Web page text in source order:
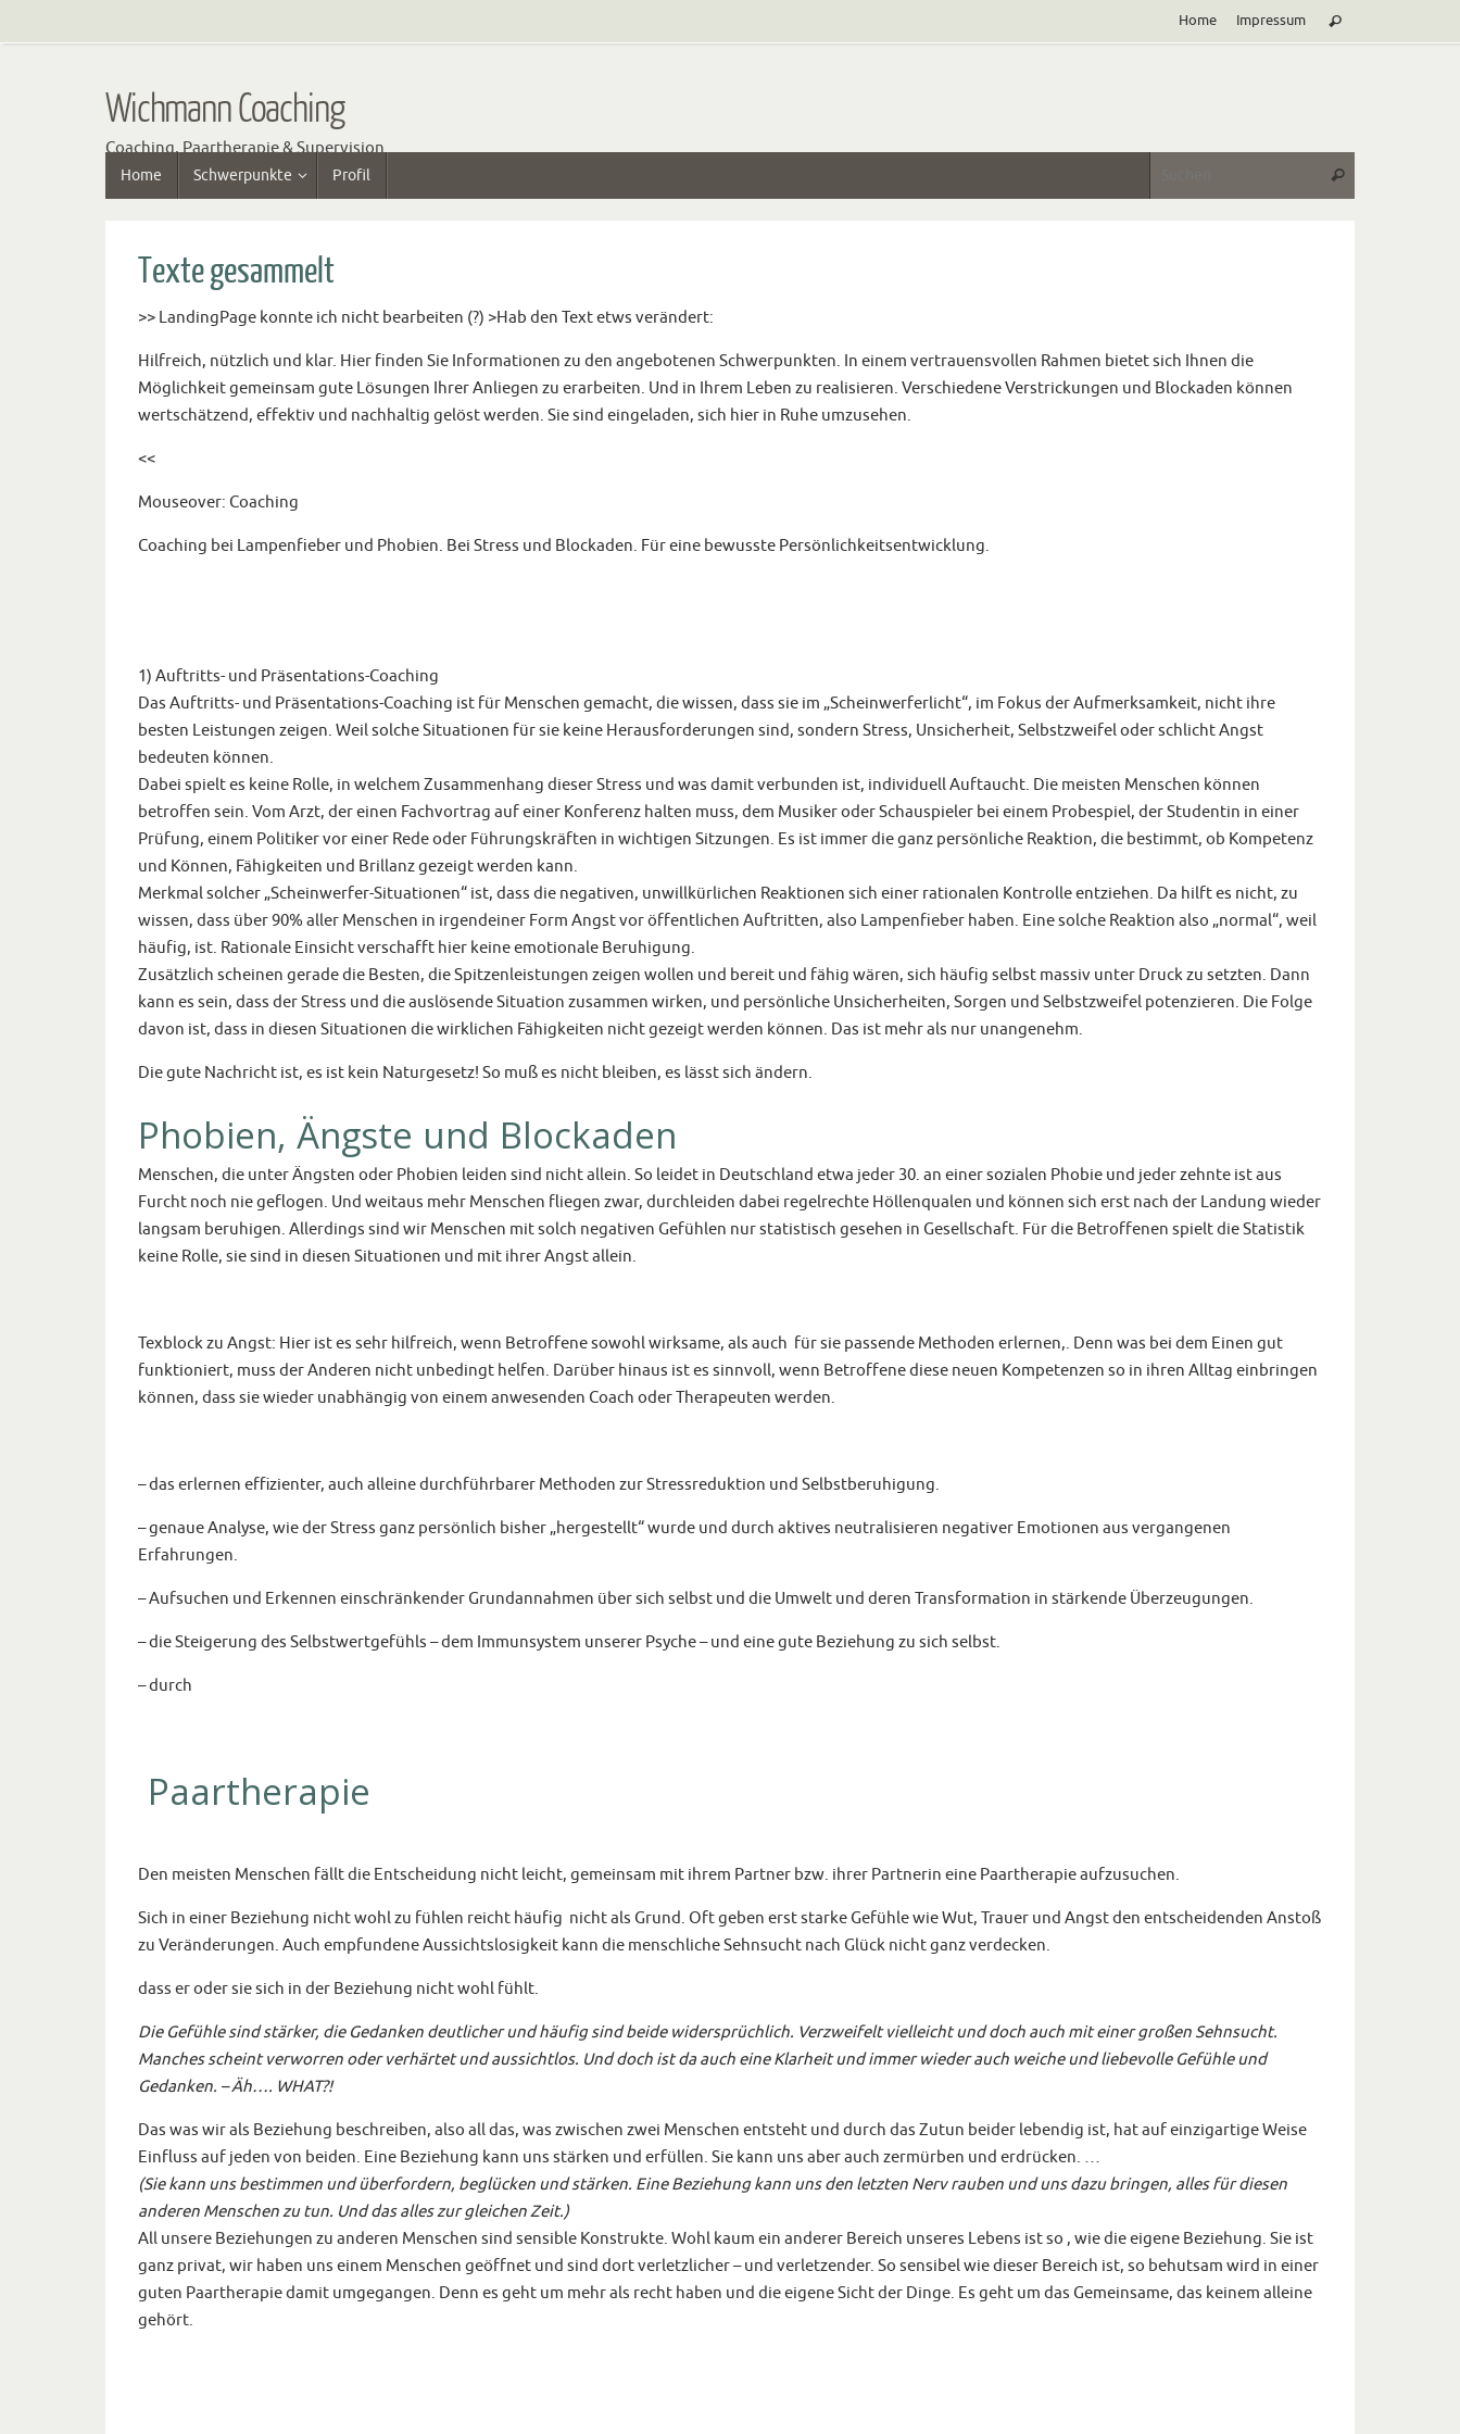
Inhalt
Home Impressum
nach:
Suchen
Wichmann Coaching
Coaching, Paartherapie & Supervision
Inhalt
Home Schwerpunkte Profil Suchen
Texte gesammelt
>> LandingPage konnte ich nicht bearbeiten (?) >Hab den Text etws verändert:
Hilfreich, nützlich und klar. Hier finden Sie Informationen zu den angebotenen Schwerpunkten. In einem vertrauensvollen Rahmen bietet sich Ihnen die
Möglichkeit gemeinsam gute Lösungen Ihrer Anliegen zu erarbeiten. Und in Ihrem Leben zu realisieren. Verschiedene Verstrickungen und Blockaden können
wertschätzend, effektiv und nachhaltig gelöst werden. Sie sind eingeladen, sich hier in Ruhe umzusehen.
<<
Mouseover: Coaching
Coaching bei Lampenfieber und Phobien. Bei Stress und Blockaden. Für eine bewusste Persönlichkeitsentwicklung.
1) Auftritts- und Präsentations-Coaching
Das Auftritts- und Präsentations-Coaching ist für Menschen gemacht, die wissen, dass sie im „Scheinwerferlicht“, im Fokus der Aufmerksamkeit, nicht ihre
besten Leistungen zeigen. Weil solche Situationen für sie keine Herausforderungen sind, sondern Stress, Unsicherheit, Selbstzweifel oder schlicht Angst
bedeuten können.
Dabei spielt es keine Rolle, in welchem Zusammenhang dieser Stress und was damit verbunden ist, individuell Auftaucht. Die meisten Menschen können
betroffen sein. Vom Arzt, der einen Fachvortrag auf einer Konferenz halten muss, dem Musiker oder Schauspieler bei einem Probespiel, der Studentin in einer
Prüfung, einem Politiker vor einer Rede oder Führungskräften in wichtigen Sitzungen. Es ist immer die ganz persönliche Reaktion, die bestimmt, ob Kompetenz
und Können, Fähigkeiten und Brillanz gezeigt werden kann.
Merkmal solcher „Scheinwerfer-Situationen“ ist, dass die negativen, unwillkürlichen Reaktionen sich einer rationalen Kontrolle entziehen. Da hilft es nicht, zu
wissen, dass über 90% aller Menschen in irgendeiner Form Angst vor öffentlichen Auftritten, also Lampenfieber haben. Eine solche Reaktion also „normal“, weil
häufig, ist. Rationale Einsicht verschafft hier keine emotionale Beruhigung.
Zusätzlich scheinen gerade die Besten, die Spitzenleistungen zeigen wollen und bereit und fähig wären, sich häufig selbst massiv unter Druck zu setzten. Dann
kann es sein, dass der Stress und die auslösende Situation zusammen wirken, und persönliche Unsicherheiten, Sorgen und Selbstzweifel potenzieren. Die Folge
davon ist, dass in diesen Situationen die wirklichen Fähigkeiten nicht gezeigt werden können. Das ist mehr als nur unangenehm.
Die gute Nachricht ist, es ist kein Naturgesetz! So muß es nicht bleiben, es lässt sich ändern.
Phobien, Ängste und Blockaden
Menschen, die unter Ängsten oder Phobien leiden sind nicht allein. So leidet in Deutschland etwa jeder 30. an einer sozialen Phobie und jeder zehnte ist aus
Furcht noch nie geflogen. Und weitaus mehr Menschen fliegen zwar, durchleiden dabei regelrechte Höllenqualen und können sich erst nach der Landung wieder
langsam beruhigen. Allerdings sind wir Menschen mit solch negativen Gefühlen nur statistisch gesehen in Gesellschaft. Für die Betroffenen spielt die Statistik
keine Rolle, sie sind in diesen Situationen und mit ihrer Angst allein.
Texblock zu Angst: Hier ist es sehr hilfreich, wenn Betroffene sowohl wirksame, als auch für sie passende Methoden erlernen,. Denn was bei dem Einen gut
funktioniert, muss der Anderen nicht unbedingt helfen. Darüber hinaus ist es sinnvoll, wenn Betroffene diese neuen Kompetenzen so in ihren Alltag einbringen
können, dass sie wieder unabhängig von einem anwesenden Coach oder Therapeuten werden.
– das erlernen effizienter, auch alleine durchführbarer Methoden zur Stressreduktion und Selbstberuhigung.
– genaue Analyse, wie der Stress ganz persönlich bisher „hergestellt“ wurde und durch aktives neutralisieren negativer Emotionen aus vergangenen
Erfahrungen.
– Aufsuchen und Erkennen einschränkender Grundannahmen über sich selbst und die Umwelt und deren Transformation in stärkende Überzeugungen.
– die Steigerung des Selbstwertgefühls – dem Immunsystem unserer Psyche – und eine gute Beziehung zu sich selbst.
– durch
Paartherapie
Den meisten Menschen fällt die Entscheidung nicht leicht, gemeinsam mit ihrem Partner bzw. ihrer Partnerin eine Paartherapie aufzusuchen.
Sich in einer Beziehung nicht wohl zu fühlen reicht häufig nicht als Grund. Oft geben erst starke Gefühle wie Wut, Trauer und Angst den entscheidenden Anstoß
zu Veränderungen. Auch empfundene Aussichtslosigkeit kann die menschliche Sehnsucht nach Glück nicht ganz verdecken.
dass er oder sie sich in der Beziehung nicht wohl fühlt.
Die Gefühle sind stärker, die Gedanken deutlicher und häufig sind beide widersprüchlich. Verzweifelt vielleicht und doch auch mit einer großen Sehnsucht.
Manches scheint verworren oder verhärtet und aussichtlos. Und doch ist da auch eine Klarheit und immer wieder auch weiche und liebevolle Gefühle und
Gedanken. – Äh…. WHAT?!
Das was wir als Beziehung beschreiben, also all das, was zwischen zwei Menschen entsteht und durch das Zutun beider lebendig ist, hat auf einzigartige Weise
Einfluss auf jeden von beiden. Eine Beziehung kann uns stärken und erfüllen. Sie kann uns aber auch zermürben und erdrücken. …
(Sie kann uns bestimmen und überfordern, beglücken und stärken. Eine Beziehung kann uns den letzten Nerv rauben und uns dazu bringen, alles für diesen
anderen Menschen zu tun. Und das alles zur gleichen Zeit.)
All unsere Beziehungen zu anderen Menschen sind sensible Konstrukte. Wohl kaum ein anderer Bereich unseres Lebens ist so , wie die eigene Beziehung. Sie ist
ganz privat, wir haben uns einem Menschen geöffnet und sind dort verletzlicher – und verletzender. So sensibel wie dieser Bereich ist, so behutsam wird in einer
guten Paartherapie damit umgegangen. Denn es geht um mehr als recht haben und die eigene Sicht der Dinge. Es geht um das Gemeinsame, das keinem alleine
gehört.